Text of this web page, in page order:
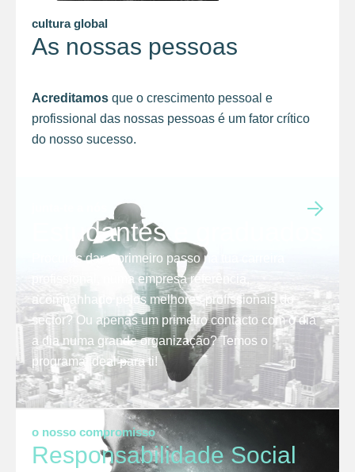
cultura global
As nossas pessoas
Acreditamos que o crescimento pessoal e
profissional das nossas pessoas é um fator crítico
do nosso sucesso.
Estudantes e graduados
Procuras dar o primeiro passo na tua carreira
profissional, numa empresa referência,
acompanhado pelos melhores profissionais do
sector? Ou apenas um primeiro contacto com o dia
a dia numa grande organização? Temos o
programa ideal para ti!
o nosso compromisso
Responsabilidade Social